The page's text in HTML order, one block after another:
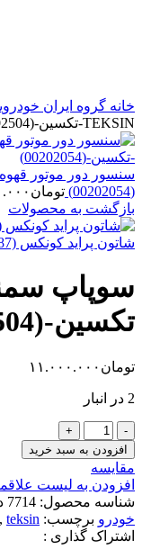
خانه گروه ایران
TEKSIN-تکسین-(00202504)
(00202054)
تومان
بازگشت به محصولات
شاتون پراید کونکس KONEKS (00201387)
تکسین-(00202504)
تومان ۱۱.۰۰۰.۰۰۰
2 در انبار
سوپاپ
سمند
ملی
تکسین-
(00202504)
عدد
افزودن به سبد خرید
مقایسه
افزودن به لیست
شناسه محصول: 7714
خودرو برچسب: , teksin
اشتراک گذاری :